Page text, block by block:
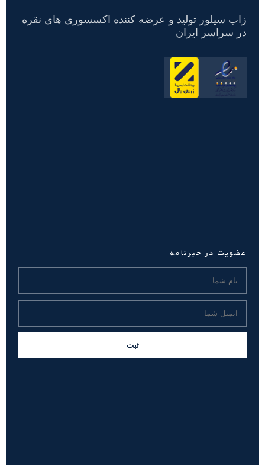
زاب سیلور تولید و عرضه کننده اکسسوری های نقره
در سراسر ایران
عضویت در خبرنامه
ثبت